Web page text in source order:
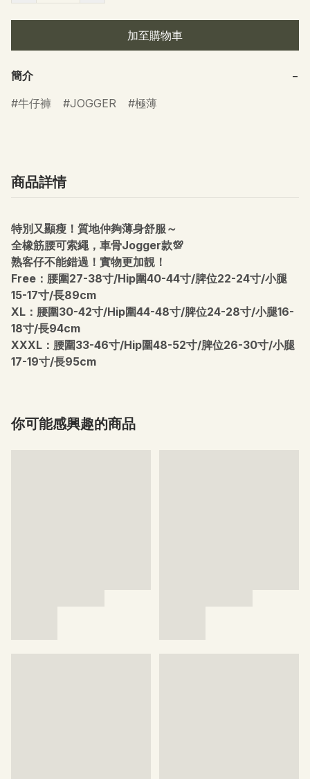
加至購物車
簡介
−
牛仔褲
JOGGER 極薄
商品詳情
特別又顯瘦！質地仲夠薄身舒服～
全橡筋腰可索繩，車骨Jogger款💯
熟客仔不能錯過！實物更加靚！
Free：腰圍27-38寸/Hip圍40-44寸/脾位22-24寸/小腿
15-17寸/長89cm
XL：腰圍30-42寸/Hip圍44-48寸/脾位24-28寸/小腿16-
18寸/長94cm
XXXL：腰圍33-46寸/Hip圍48-52寸/脾位26-30寸/小腿
17-19寸/長95cm
你可能感興趣的商品